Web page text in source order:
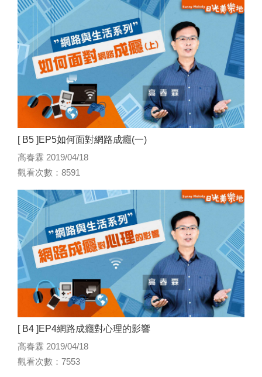
[ B5 ]EP5如何面對網路成癮(一)
高春霖 2019/04/18
觀看次數：8591
[ B4 ]EP4網路成癮對心理的影響
高春霖 2019/04/18
觀看次數：7553